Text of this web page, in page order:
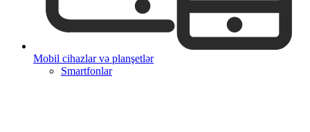
Mobil cihazlar və planşetlər
Smartfonlar